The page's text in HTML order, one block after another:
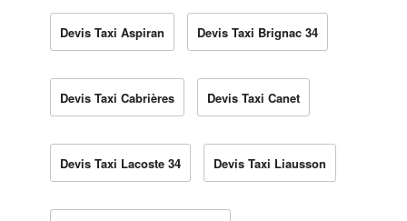
Devis Taxi Aspiran Devis Taxi Brignac 34
Devis Taxi Cabrières Devis Taxi Canet
Devis Taxi Lacoste 34 Devis Taxi Liausson